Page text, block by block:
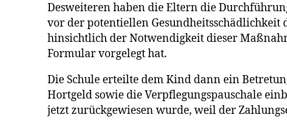
Desweiteren haben die Eltern die
vor der potentiellen Gesundheitsschädlichkeit
hinsichtlich der Notwendigkeit dieser
Formular vorgelegt hat.
Die Schule erteilte dem Kind dann ein
Hortgeld sowie die Verpflegungspauschale
jetzt zurückgewiesen wurde, weil der